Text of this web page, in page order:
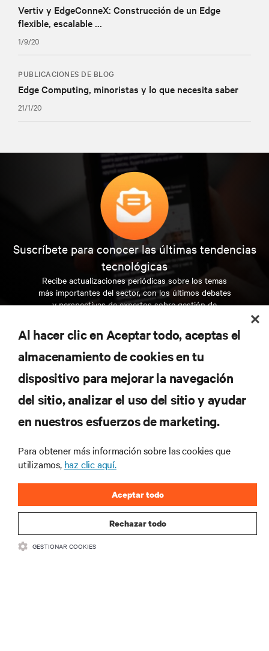
Vertiv y EdgeConneX: Construcción de un Edge
flexible, escalable ...
1/9/20
PUBLICACIONES DE BLOG
Edge Computing, minoristas y lo que necesita saber
21/1/20
Suscríbete para conocer las últimas tendencias
tecnológicas
Recibe actualizaciones periódicas sobre los temas
más importantes del sector, con los últimos debates
y perspectivas de expertos sobre gestión de
REGÍSTRATE AHORA
SOPORTE
CORPORATIVO
CONECTA CON NOSOTROS
Al hacer clic en Aceptar todo, aceptas el
almacenamiento de cookies en tu
dispositivo para mejorar la navegación
del sitio, analizar el uso del sitio y ayudar
en nuestros esfuerzos de marketing.
Para obtener más información sobre las cookies que
utilizamos, haz clic aquí.
Rechazar todo
Aceptar todo
GESTIONAR COOKIES